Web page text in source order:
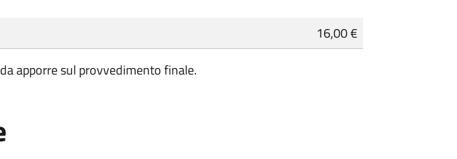
16,00 €
apporre sul provvedimento finale.